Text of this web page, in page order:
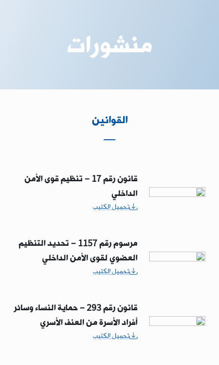
منشورات
القوانين
قانون رقم 17 – تنظيم قوى الأمن
الداخلي
تحميل الكتيب
مرسوم رقم 1157 – تحديد التنظيم
العضوي لقوى الأمن الداخلي
تحميل الكتيب
قانون رقم 293 – حماية النساء وسائر
أفراد الأسرة من العنف الأسري
تحميل الكتيب